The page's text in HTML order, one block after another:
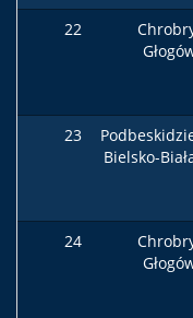
22
23
Bielsko-
24